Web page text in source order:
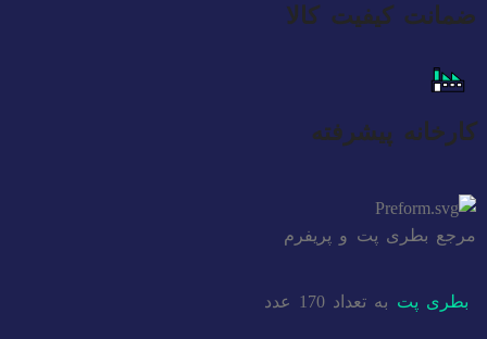
ضمانت کیفیت کالا
کارخانه پیشرفته
مرجع بطری پت و پریفرم
بطری پت به تعداد 170 عدد